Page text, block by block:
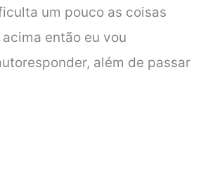
um pouco as coisas
então eu vou
além de passar